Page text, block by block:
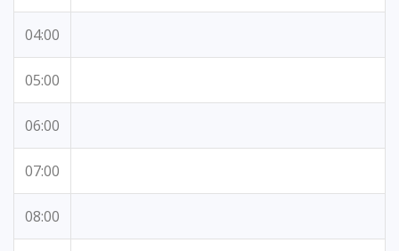
04:00
05:00
06:00
07:00
08:00